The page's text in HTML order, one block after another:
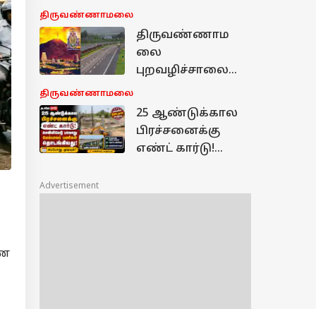
அரசியல்
என்ட்ரிக்கு
அச்சாரமா?
திருவண்ணாமலை
திருவண்ணாம
லை
புறவழிச்சாலை
தரிசனம் டூ
பொருளாதாரம் -
100KM ஸ்பீட்
திருவண்ணாமலை
25 ஆண்டுக்கால
பிரச்சனைக்கு
எண்ட் கார்டு!
Advertisement